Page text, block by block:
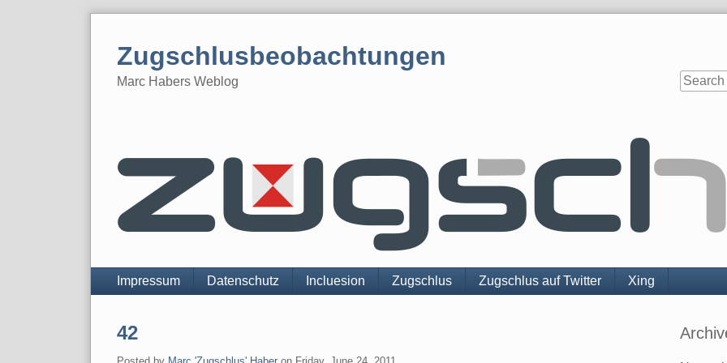
Zugschlusbeobachtungen
Marc Habers Weblog
Navigation
Impressum Datenschutz Incluesion Zugschlus Zugschlus auf Twitter Xing
42 Sidebar